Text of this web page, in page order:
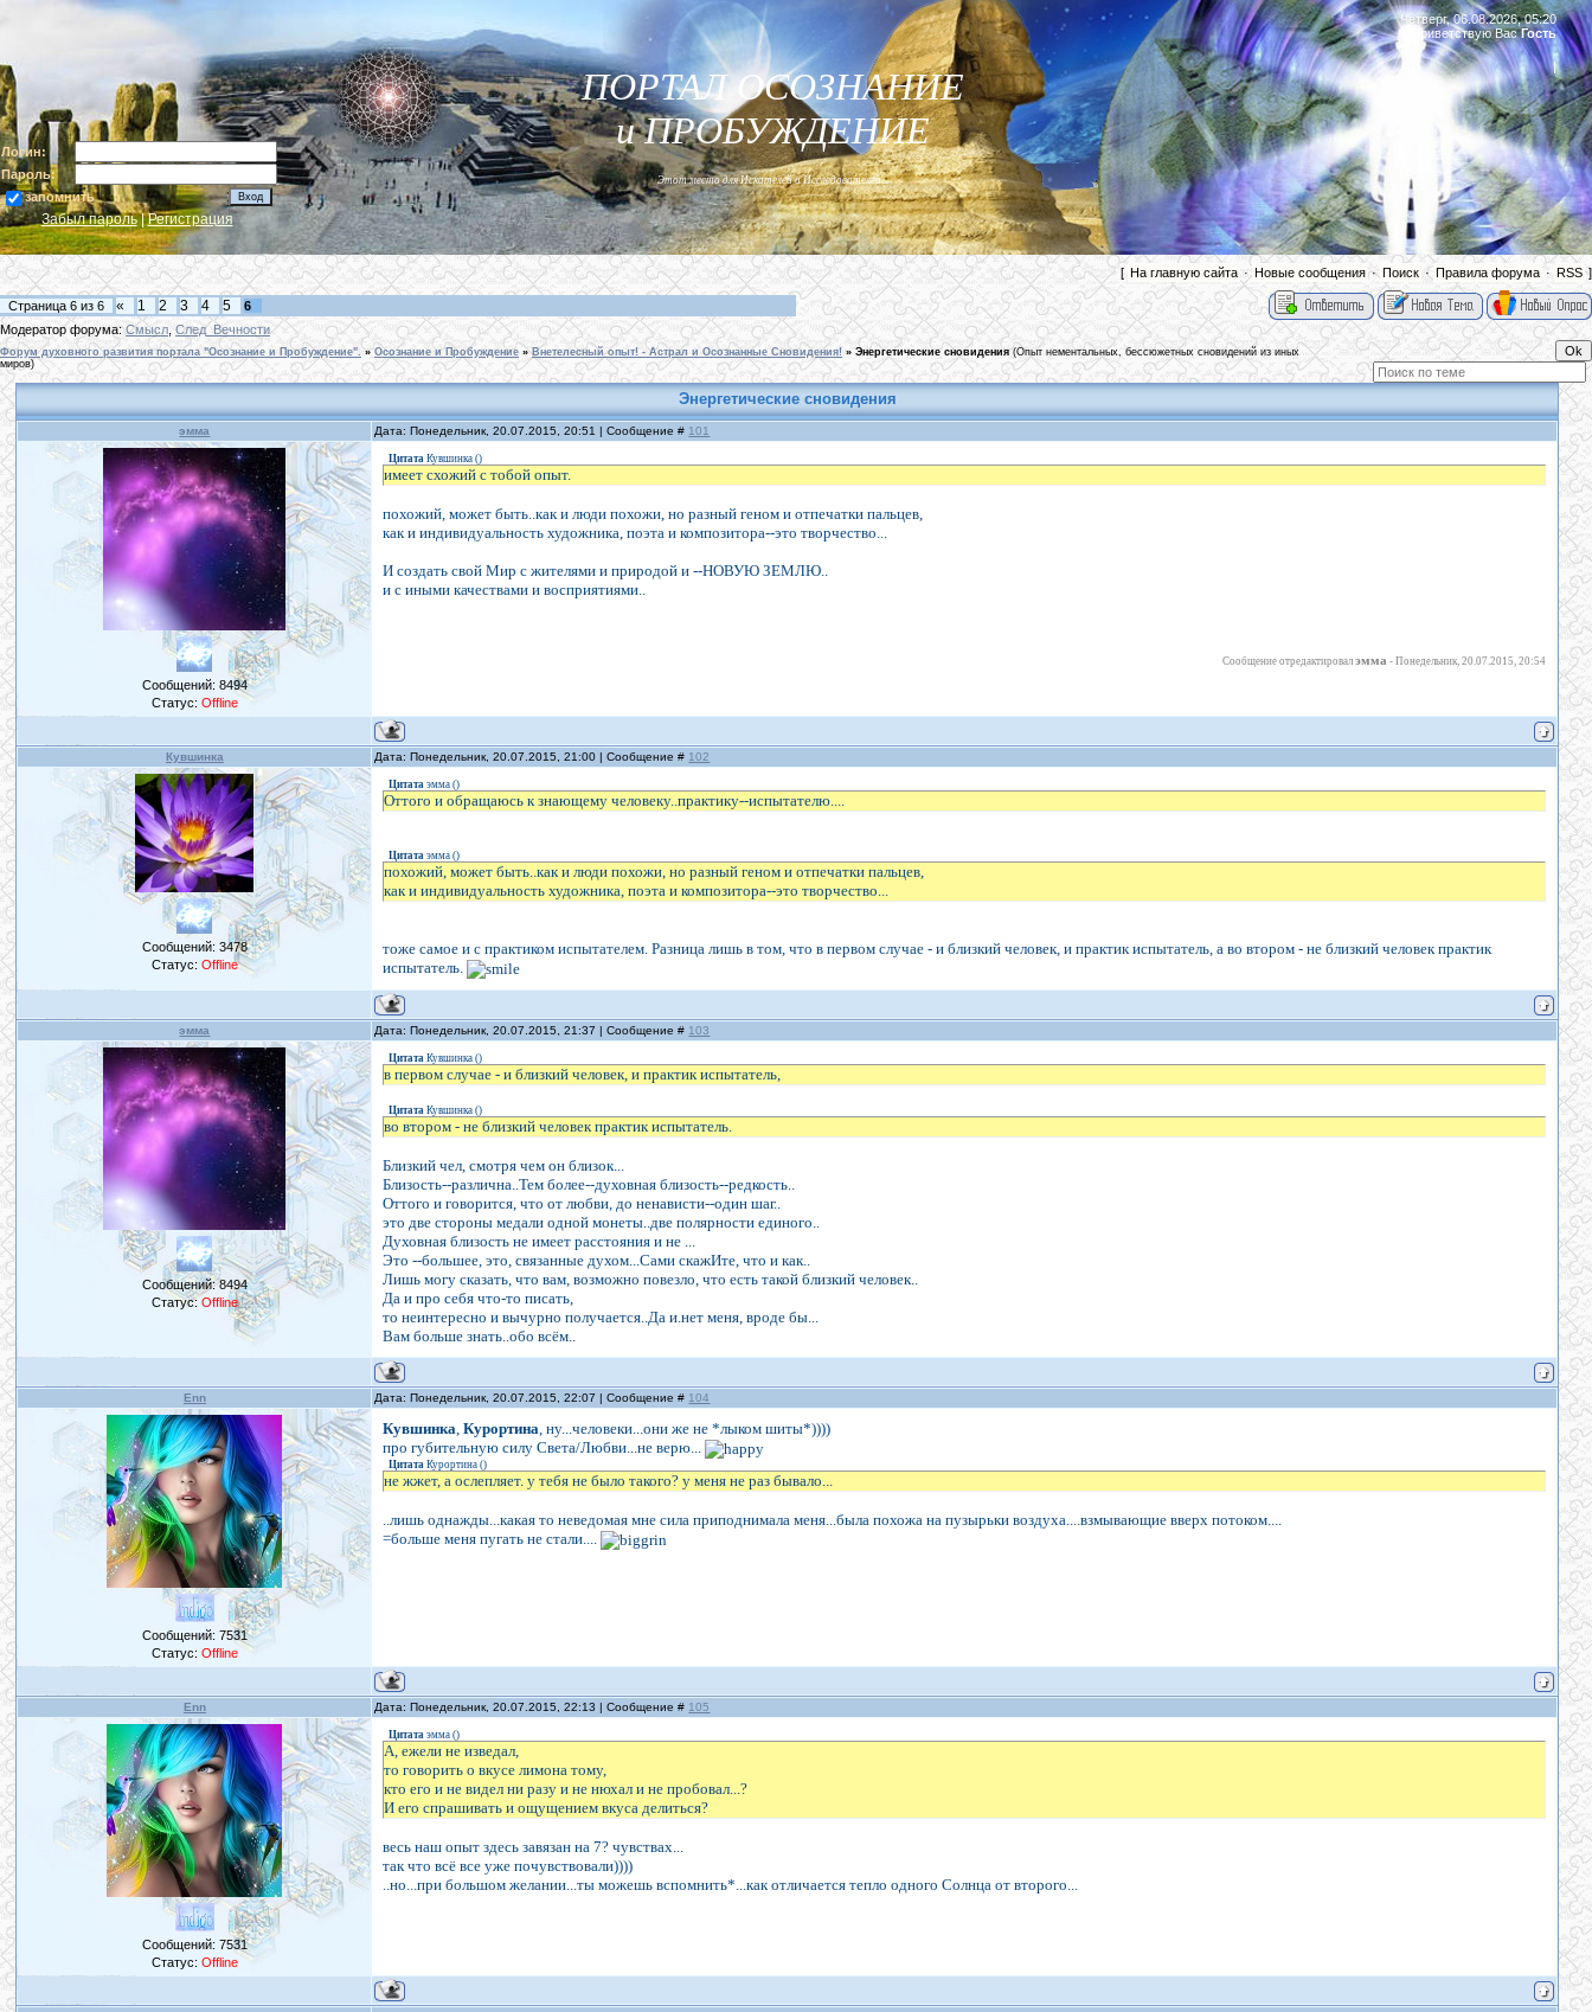
Логин:
Пароль:
запомнить
Забыл пароль|Регистрация
ПОРТАЛ ОСОЗНАНИЕ
и ПРОБУЖДЕНИЕ
Этот место для Искателей и Исследователей...
Четверг, 06.08.2026, 05:20
Приветствую ВасГость
|
[ На главную сайта · Новые сообщения· Поиск · Правила форума · RSS ]
Страница 6 из 6 « 1 2 3 4 5
6
Модератор форума:Смысл След_Вечности
Форум духовного развития портала "Осознание и Пробуждение". » Осознание и Пробуждение » Внетелесный опыт! - Астрал и Осознанные Сновидения! » Энергетические сновидения (Опыт нементальных, бессюжетных сновидений из иных
миров)
Энергетические сновидения
эмма Дата: Понедельник, 20.07.2015, 20:51 | Сообщение # 101
Сообщений: 8494
Статус: Offline
Цитата Кувшинка ()
имеет схожий с тобой опыт.
похожий, может быть..как и люди похожи, но разный геном и отпечатки пальцев,
как и индивидуальность художника, поэта и композитора--это творчество...
И создать свой Мир с жителями и природой и --НОВУЮ ЗЕМЛЮ..
и с иными качествами и восприятиями..
Сообщение отредактировалэмма -Понедельник, 20.07.2015, 20:54
Кувшинка Дата: Понедельник, 20.07.2015, 21:00 | Сообщение # 102
Сообщений: 3478
Статус: Offline
Цитата эмма ()
Оттого и обращаюсь к знающему человеку..практику--испытателю....
Цитата эмма ()
похожий, может быть..как и люди похожи, но разный геном и отпечатки пальцев,
как и индивидуальность художника, поэта и композитора--это творчество...
тоже самое и с практиком испытателем. Разница лишь в том, что в первом случае - и близкий человек, и практик испытатель, а во втором - не близкий человек практик
испытатель.
эмма Дата: Понедельник, 20.07.2015, 21:37 | Сообщение # 103
Сообщений:8494
Статус: Offline
Цитата Кувшинка ()
в первом случае - и близкий человек, и практик испытатель,
Цитата Кувшинка ()
во втором - не близкий человек практик испытатель.
Близкий чел, смотря чем он близок...
Близость--различна..Тем более--духовная близость--редкость..
Оттого и говорится, что от любви, до ненависти--один шаг..
это две стороны медали одной монеты..две полярности единого..
Духовная близость не имеет расстояния и не ...
Это --большее, это, связанные духом...Сами скажИте, что и как..
Лишь могу сказать, что вам, возможно повезло, что есть такой близкий человек..
Да и про себя что-то писать,
то неинтересно и вычурно получается..Да и.нет меня, вроде бы...
Вам больше знать..обо всём..
Enn Дата: Понедельник, 20.07.2015, 22:07 | Сообщение # 104
Сообщений: 7531
Статус: Offline
Кувшинка,Курортина, ну...человеки...они же не *лыком шиты*))))
про губительную силу Света/Любви...не верю...
Цитата Курортина ()
не жжет, а ослепляет. у тебя не было такого? у меня не раз бывало...
..лишь однажды...какая то неведомая мне сила приподнимала меня...была похожа на пузырьки воздуха....взмывающие вверх потоком....
=больше меня пугать не стали....
Enn Дата: Понедельник, 20.07.2015, 22:13 | Сообщение # 105
Сообщений: 7531
Статус: Offline
Цитата эмма ()
А, ежели не изведал,
то говорить о вкусе лимона тому,
кто его и не видел ни разу и не нюхал и не пробовал...?
И его спрашивать и ощущением вкуса делиться?
весь наш опыт здесь завязан на 7? чувствах...
так что всё все уже почувствовали))))
..но...при большом желании...ты можешь вспомнить*...как отличается тепло одного Солнца от второго...